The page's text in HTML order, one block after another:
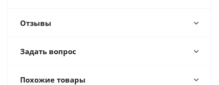
Отзывы
Задать вопрос
Похожие товары